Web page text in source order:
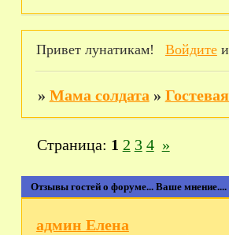
Привет лунатикам! Войдите
» Мама солдата »
Отзывы гостей о форуме... Ваше мнение....
Страница: 1 2 3 4 »
админ Елена